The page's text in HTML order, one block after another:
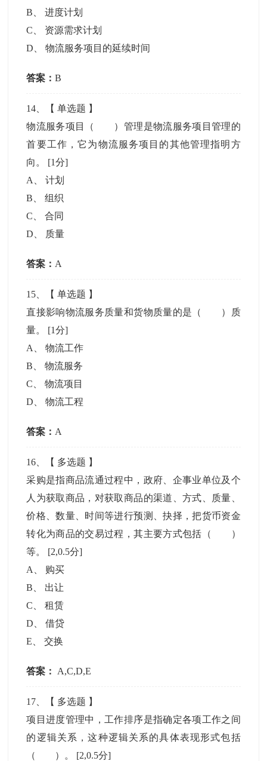
B 、进度计划
C
资源需求计划
D 、物流服务项目的延续时间
答案：B
14 、【单选题 】
物流服务项目（ ）管理是物流服务项目管理的
首要工作，它为物流服务项目的其他管理指明方
向。 [1分]
A
、计划
B 、组织
C 、合同
D
质量
答案： A
15 、【单选题 】
直接影响物流服务质量和货物质量的是（ ）质
量。 [1分]
A
、物流工作
B 、物流服务
C 、物流项目
D 、物流工程
答案： A
16 、【 多选题 】
采购是指商品流通过程中，政府、企事业单位及个
人为获取商品，对获取商品的渠道、方式、质量、
价格、数量、时间等进行预测、抉择，把货币资金
转化为商品的交易过程，其主要方式包括（ ）
等。 [2,0.5分]
A
购买
B
出让
C 、租赁
D 、借贷
E 、交换
答案： A,C,D,E
17 、【 多选题 】
项目进度管理中，工作排序是指确定各项工作之间
的逻辑关系，这种逻辑关系的具体表现形式包括
（ ）。 [2,0.5分]